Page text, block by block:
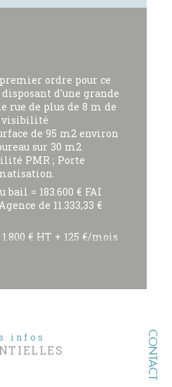
CONTACT
infos
ordre pour ce
d'une grande
rue de plus de 8 m de
visibilité
de 95 m2 environ
sur 30 m2
PMR ; Porte
bail = 183.600 € FAI
de 11.333,33 €
€ HT + 125 €/mois